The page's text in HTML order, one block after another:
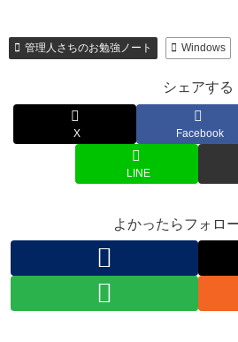
管理人さちのお勉強ノート Windows
シェアする
X Facebook
LINE
よかったらフォロ